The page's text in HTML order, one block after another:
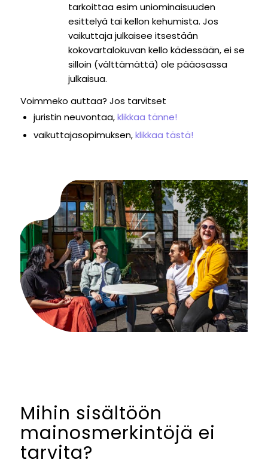
tarkoittaaesim uniominaisuuden
esittelyä tai kellon kehumista. Jos
vaikuttaja julkaisee itsestään
kokovartalokuvan kello kädessään, ei se
silloin (välttämättä) ole pääosassa
julkaisua.
Voimmeko auttaa? Jos tarvitset
juristin neuvontaa,klikkaa tänne!
vaikuttajasopimuksen,klikkaa tästä!
Mihin sisältöön
mainosmerkintöjä ei
tarvita?